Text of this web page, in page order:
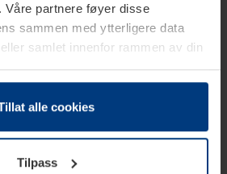
Våre partnere føyer disse
sammen med ytterligere data
samlet innenfor rammen av din
informasjonskapsler på din
er absolutt nødvendig for drift av
Du kan når som helst endre eller
i forklaringen av
alle cookies
Tilpass